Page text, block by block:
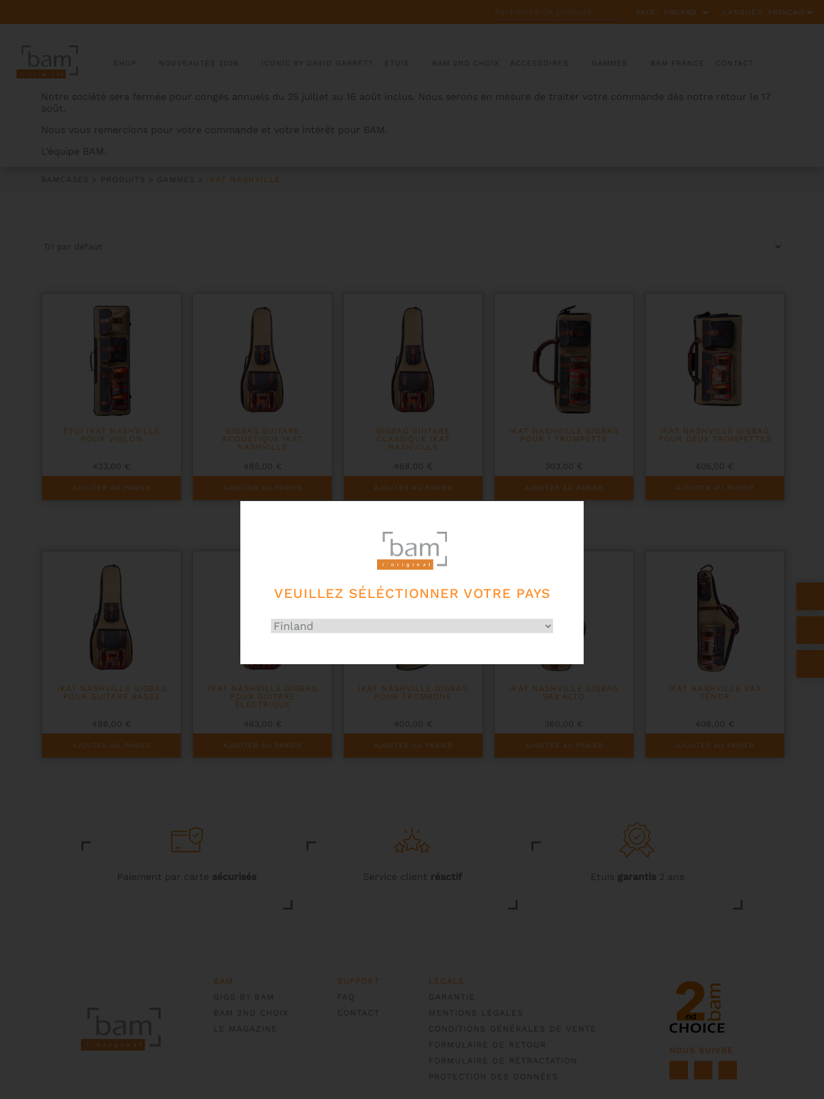
VEUILLEZ SÉLÉCTIONNER VOTRE PAYS
RECHERCHE
POUR :
PAYS: LANGUES:
SHOP NOUVEAUTÉS 2026 ICONIC BY DAVID GARRETT ÉTUIS BAM 2ND CHOIX ACCESSOIRES GAMMES BAM FRANCE CONTACT
Notre société sera fermée pour congés annuels du 25 juillet au 16 août inclus. Nous serons en mesure de traiter votre commande dès notre retour le 17
août.
Nous vous remercions pour votre commande et votre intérêt pour BAM.
L’équipe BAM.
IKAT NASHVILLE
BAMCASES > PRODUITS > GAMMES > IKAT NASHVILLE
ÉTUI IKAT NASHVILLE
POUR VIOLON
423,00 €
AJOUTER AU PANIER
GIGBAG GUITARE
ACOUSTIQUE IKAT
NASHVILLE
485,00 €
AJOUTER AU PANIER
GIGBAG GUITARE
CLASSIQUE IKAT
NASHVILLE
468,00 €
AJOUTER AU PANIER
IKAT NASHVILLE GIGBAG
POUR 1 TROMPETTE
303,00 €
AJOUTER AU PANIER
IKAT NASHVILLE GIGBAG
POUR DEUX TROMPETTES
405,00 €
AJOUTER AU PANIER
IKAT NASHVILLE GIGBAG
POUR GUITARE BASSE
498,00 €
AJOUTER AU PANIER
IKAT NASHVILLE GIGBAG
POUR GUITARE
ÉLECTRIQUE
463,00 €
AJOUTER AU PANIER
IKAT NASHVILLE GIGBAG
POUR TROMBONE
400,00 €
AJOUTER AU PANIER
IKAT NASHVILLE GIGBAG
SAX ALTO
360,00 €
AJOUTER AU PANIER
IKAT NASHVILLE SAX
TÉNOR
406,00 €
AJOUTER AU PANIER
Paiement par carte sécurisés Service client réactif Etuis garantis2 ans
BAM
GIGS BY BAM
BAM 2ND CHOIX
LE MAGAZINE
SUPPORT
FAQ
CONTACT
LÉGALE
GARANTIE
MENTIONS LÉGALES
CONDITIONS GÉNÉRALES DE VENTE
FORMULAIRE DE RETOUR
FORMULAIRE DE RÉTRACTATION
PROTECTION DES DONNÉES
NOUS SUIVRE